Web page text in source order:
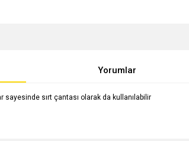
Yorumlar
sayesinde sırt çantası olarak da kullanılabilir